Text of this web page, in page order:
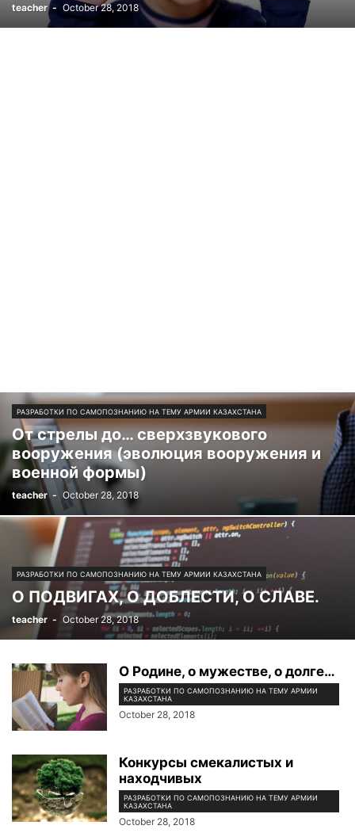
ПОУРОЧНЫЕ ПЛАНЫ ПРЕДШКОЛА
РАЗРАБОТКИ ПО САМОПОЗНАНИЮ НА ТЕМУ АРМИИ КАЗАХСТАНА
teacher - October 28, 2018
РАЗРАБОТКИ ПО САМОПОЗНАНИЮ НА ТЕМУ АРМИИ КАЗАХСТАНА
От стрелы до… сверхзвукового
вооружения (эволюция вооружения и
военной формы)
teacher - October 28, 2018
РАЗРАБОТКИ ПО САМОПОЗНАНИЮ НА ТЕМУ АРМИИ КАЗАХСТАНА
О ПОДВИГАХ, О ДОБЛЕСТИ, О СЛАВЕ.
teacher - October 28, 2018
О Родине, о мужестве, о долге…
РАЗРАБОТКИ ПО САМОПОЗНАНИЮ НА ТЕМУ АРМИИ
КАЗАХСТАНА
October 28, 2018
Конкурсы смекалистых и
находчивых
РАЗРАБОТКИ ПО САМОПОЗНАНИЮ НА ТЕМУ АРМИИ
КАЗАХСТАНА
October 28, 2018